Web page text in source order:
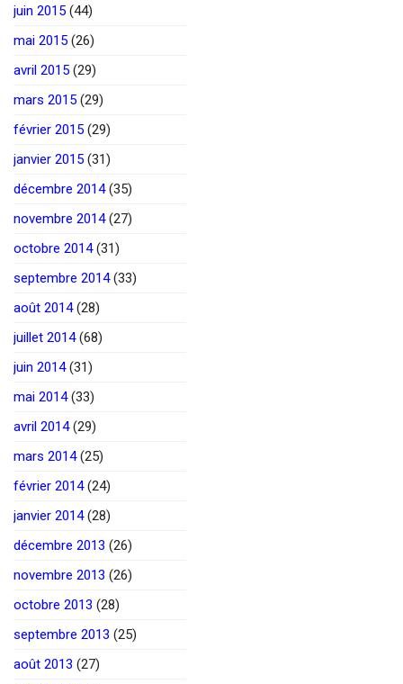
juin 2015 (44)
mai 2015 (26)
avril 2015 (29)
mars 2015 (29)
février 2015 (29)
janvier 2015 (31)
décembre 2014(35)
novembre 2014(27)
octobre 2014(31)
septembre 2014(33)
août 2014(28)
juillet 2014(68)
juin 2014(31)
mai 2014(33)
avril 2014(29)
mars 2014(25)
février 2014(24)
janvier 2014(28)
décembre 2013 (26)
novembre 2013 (26)
octobre 2013 (28)
septembre 2013 (25)
août 2013 (27)